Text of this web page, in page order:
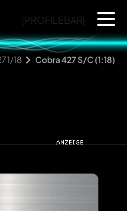
{PROFILEBAR}
1/18 Cobra 427 S/C (1:18)